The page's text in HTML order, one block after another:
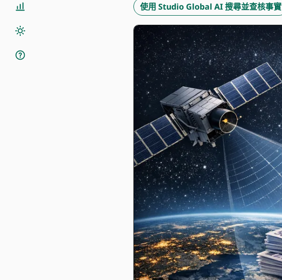
使用 Studio Global AI 搜尋並查核事實